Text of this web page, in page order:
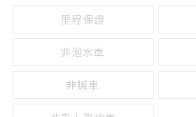
里程保證
非泡水車
非贓車